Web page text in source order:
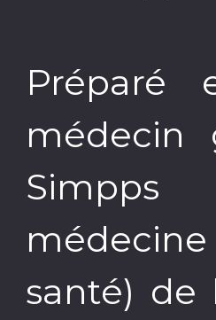
Préparé
médecin
Simpps
santé) de